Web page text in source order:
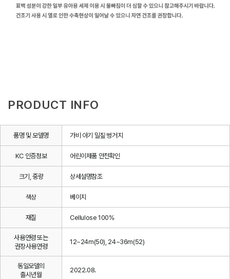
PRODUCT INFO
품명 및 모델명 가비 아기 밀짚 벙거지
KC 인증정보 어린이제품 안전확인
크기, 중량 상세설명참조
색상 베이지
재질 Cellulose 100%
사용연령 또는
권장사용연령
12~24m(50), 24~36m(52)
동일모델의
출시년월
2022.08.